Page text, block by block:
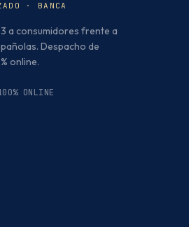
· BANCA
a consumidores frente a
Despacho de
online.
ONLINE